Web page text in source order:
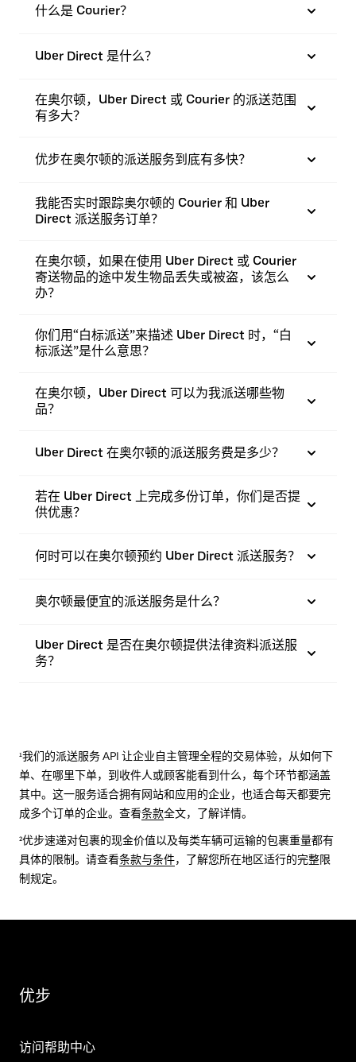
什么是 Courier？
Uber Direct 是什么？
在奥尔顿，Uber Direct 或 Courier 的派送范围
有多大？
优步在奥尔顿的派送服务到底有多快？
我能否实时跟踪奥尔顿的 Courier 和 Uber
Direct 派送服务订单？
在奥尔顿，如果在使用 Uber Direct 或 Courier
寄送物品的途中发生物品丢失或被盗，该怎么
办？
你们用“白标派送”来描述 Uber Direct 时，“白
标派送”是什么意思？
在奥尔顿，Uber Direct 可以为我派送哪些物
品？
Uber Direct 在奥尔顿的派送服务费是多少？
若在 Uber Direct 上完成多份订单，你们是否提
供优惠？
何时可以在奥尔顿预约 Uber Direct 派送服务？
奥尔顿最便宜的派送服务是什么？
Uber Direct 是否在奥尔顿提供法律资料派送服
务？
¹我们的派送服务 API 让企业自主管理全程的交易体验，从如何下
单、在哪里下单，到收件人或顾客能看到什么，每个环节都涵盖
其中。这一服务适合拥有网站和应用的企业，也适合每天都要完
成多个订单的企业。查看条款全文，了解详情。
²优步速递对包裹的现金价值以及每类车辆可运输的包裹重量都有
具体的限制。请查看条款与条件，了解您所在地区适行的完整限
制规定。
优步
访问帮助中心